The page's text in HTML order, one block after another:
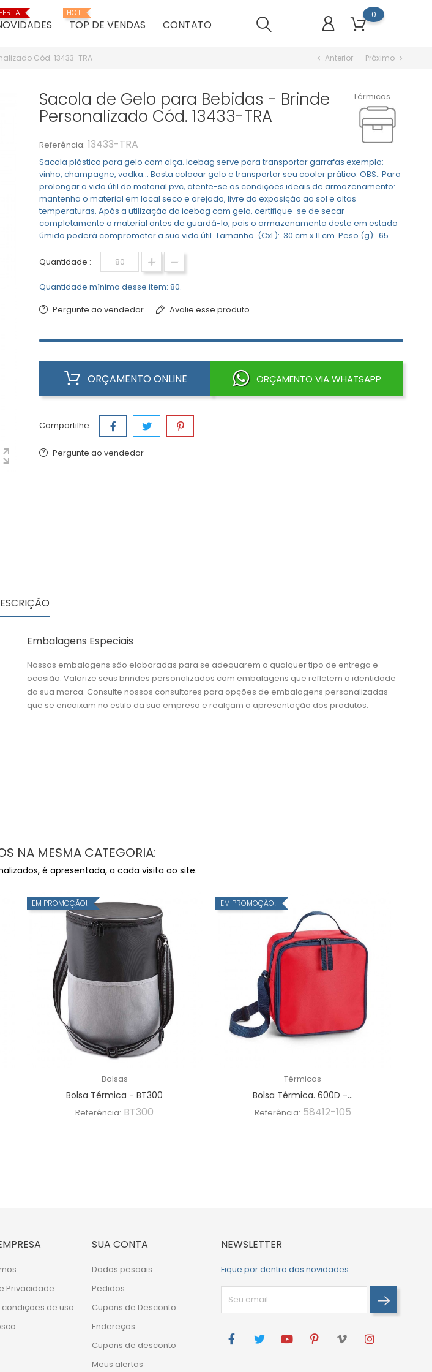
HOT
TOP DE VENDAS CONTATO
0
Cód. 13433-TRA chevron_left Anterior Próximo chevron_right
Sacola de Gelo para Bebidas - Brinde
Personalizado Cód. 13433-TRA
Referência: 13433-TRA
Sacola plástica para gelo com alça. Icebag serve para transportar garrafas exemplo:
vinho, champagne, vodka... Basta colocar gelo e transportar seu cooler prático. OBS.: Para
prolongar a vida útil do material pvc, atente-se as condições ideais de armazenamento:
mantenha o material em local seco e arejado, livre da exposição ao sol e altas
temperaturas. Após a utilização da icebag com gelo, certifique-se de secar
completamente o material antes de guardá-lo, pois o armazenamento deste em estado
úmido poderá comprometer a sua vida útil. Tamanho (CxL): 30 cm x 11 cm. Peso (g): 65
Quantidade :
Quantidade mínima desse item: 80.
Pergunte ao vendedor
Avalie esse produto
ORÇAMENTO ONLINE ORÇAMENTO VIA WHATSAPP
Compartilhe :
Térmicas
Pergunte ao vendedor
Embalagens Especiais
Nossas embalagens são elaboradas para se adequarem a qualquer tipo de entrega e
ocasião. Valorize seus brindes personalizados com embalagens que refletem a identidade
da sua marca. Consulte nossos consultores para opções de embalagens personalizadas
que se encaixam no estilo da sua empresa e realçam a apresentação dos produtos.
NA MESMA CATEGORIA:
é apresentada, a cada visita ao site.
EM PROMOÇÃO!
Bolsas
Bolsa Térmica - BT300
Referência: BT300
EM PROMOÇÃO!
Térmicas
Bolsa Térmica. 600D -...
Referência: 58412-105
Privacidade
condições de uso
SUA CONTA
Dados pesoais
Pedidos
Cupons de Desconto
Endereços
Cupons de desconto
Meus alertas
NEWSLETTER
Fique por dentro das novidades.